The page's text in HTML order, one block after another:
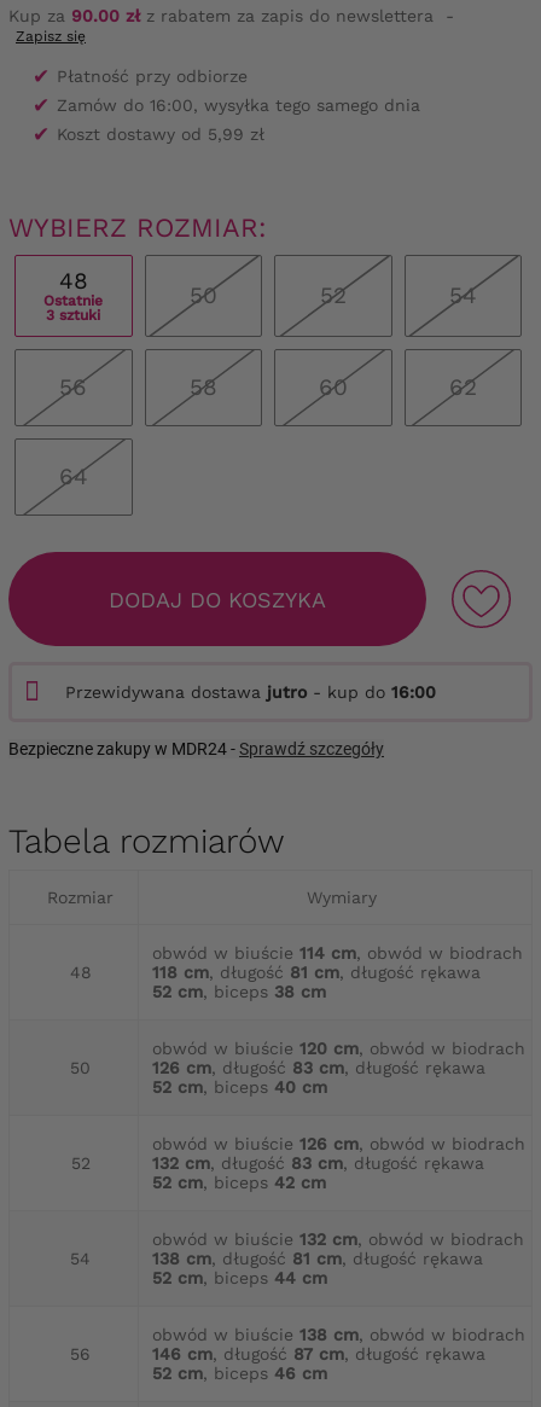
Kup za 90.00 złz rabatem za zapis do newslettera -
Zapisz się
✔ Płatność przy odbiorze
✔ Zamów do 16:00, wysyłka tego samego dnia
✔ Koszt dostawy od 5,99 zł
WYBIERZ ROZMIAR:
48
Ostatnie
3 sztuki
50 52 54
56 58 60 62
64
DODAJ DO KOSZYKA
Przewidywana dostawa jutro - kup do 16:00
Bezpieczne zakupy w MDR24 -Sprawdź szczegóły
Tabela rozmiarów
Rozmiar Wymiary
48
obwód w biuście 114 cm, obwód w biodrach
118 cm, długość 81 cm, długość rękawa
52 cm, biceps 38 cm
50
obwód w biuście 120 cm, obwód w biodrach
126 cm, długość 83 cm, długość rękawa
52 cm, biceps 40 cm
52
obwód w biuście 126 cm, obwód w biodrach
132 cm, długość 83 cm, długość rękawa
52 cm, biceps 42 cm
54
obwód w biuście 132 cm, obwód w biodrach
138 cm, długość 81 cm, długość rękawa
52 cm, biceps 44 cm
56
obwód w biuście 138 cm, obwód w biodrach
146 cm, długość 87 cm, długość rękawa
52 cm, biceps 46 cm